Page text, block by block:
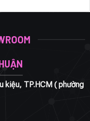
kiệu, TP.HCM ( phường